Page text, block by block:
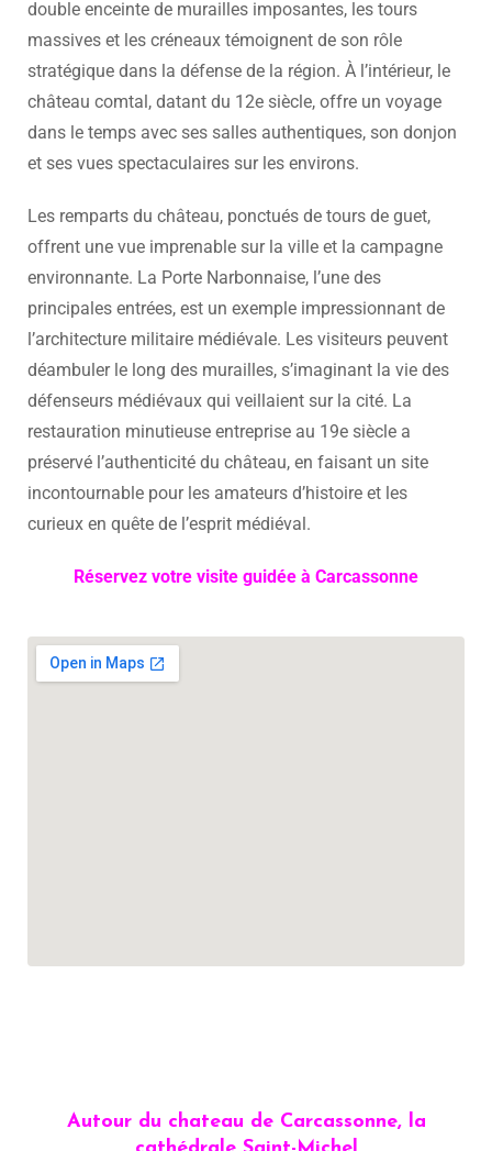
double enceinte de murailles imposantes, les tours
massives et les créneaux témoignent de son rôle
stratégique dans la défense de la région. À l’intérieur, le
château comtal, datant du 12e siècle, offre un voyage
dans le temps avec ses salles authentiques, son donjon
et ses vues spectaculaires sur les environs.
Les remparts du château, ponctués de tours de guet,
offrent une vue imprenable sur la ville et la campagne
environnante. La Porte Narbonnaise, l’une des
principales entrées, est un exemple impressionnant de
l’architecture militaire médiévale. Les visiteurs peuvent
déambuler le long des murailles, s’imaginant la vie des
défenseurs médiévaux qui veillaient sur la cité. La
restauration minutieuse entreprise au 19e siècle a
préservé l’authenticité du château, en faisant un site
incontournable pour les amateurs d’histoire et les
curieux en quête de l’esprit médiéval.
Réservez votre visite guidée à Carcassonne
Autour du chateau de Carcassonne, la